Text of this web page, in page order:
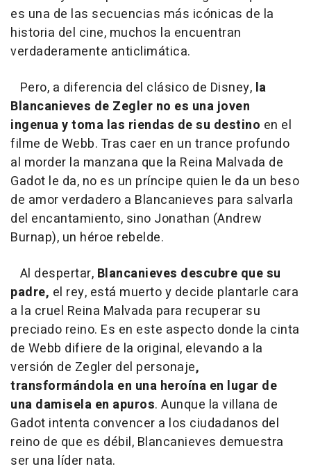
es una de las secuencias más icónicas de la
historia del cine, muchos la encuentran
verdaderamente anticlimática.
Pero, a diferencia del clásico de Disney, la
Blancanieves de Zegler no es una joven
ingenua y toma las riendas de su destino en el
filme de Webb. Tras caer en un trance profundo
al morder la manzana que la Reina Malvada de
Gadot le da, no es un príncipe quien le da un beso
de amor verdadero a Blancanieves para salvarla
del encantamiento, sino Jonathan (Andrew
Burnap), un héroe rebelde.
Al despertar, Blancanieves descubre que su
padre, el rey, está muerto y decide plantarle cara
a la cruel Reina Malvada para recuperar su
preciado reino. Es en este aspecto donde la cinta
de Webb difiere de la original, elevando a la
versión de Zegler del personaje,
transformándola en una heroína en lugar de
una damisela en apuros. Aunque la villana de
Gadot intenta convencer a los ciudadanos del
reino de que es débil, Blancanieves demuestra
ser una líder nata.